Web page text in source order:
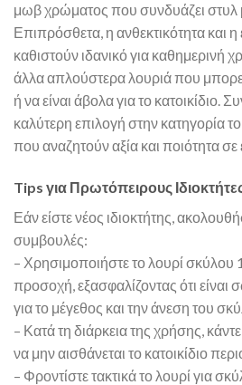
μωβ χρώματος που συνδυάζει στυλ
Επιπρόσθετα, η ανθεκτικότητα και η
καθιστούν ιδανικό για καθημερινή
άλλα απλούστερα λουριά που
ή να είναι άβολα για το κατοικίδιο.
καλύτερη επιλογή στην κατηγορία
που αναζητούν αξία και ποιότητα
Tips για Πρωτόπειρους
Εάν είστε νέος ιδιοκτήτης,
συμβουλές:
– Χρησιμοποιήστε το λουρί σκύλου
προσοχή, εξασφαλίζοντας ότι
για το μέγεθος και την άνεση του
– Κατά τη διάρκεια της χρήσης,
να μην αισθάνεται το κατοικίδιο
– Φροντίστε τακτικά το λουρί για